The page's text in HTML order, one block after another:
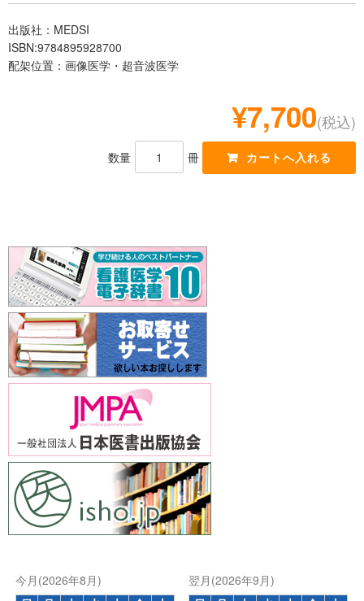
出版社：MEDSI
ISBN:9784895928700
配架位置：画像医学・超音波医学
¥7,700(税込)
数量 冊
今月(2026年8月)
翌月(2026年9月)